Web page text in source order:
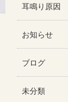
耳鳴り原因
お知らせ
ブログ
未分類